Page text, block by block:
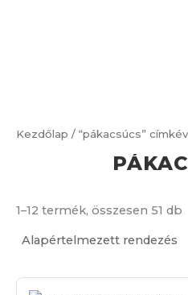
Kezdőlap / “pákacsúcs”
1–12 termék, összesen 51 db